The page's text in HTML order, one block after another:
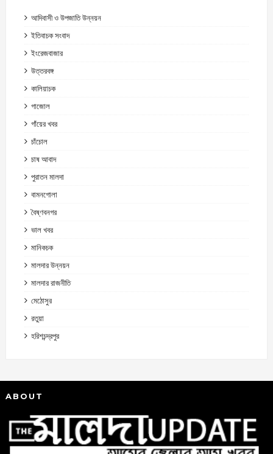
আদিবাসী ও উপজাতি উন্নয়ন
ইতিবাচক সংবাদ
ইংরেজবাজার
উত্তরবঙ্গ
কালিয়াচক
গাজোল
গাঁয়ের খবর
চাঁচোল
চাষ আবাদ
পুরাতন মালদা
বামনগোলা
বৈষ্ণবনগর
ভাল খবর
মানিকচক
মালদার উন্নয়ন
মালদার রাজনীতি
মেঠোসুর
রতুয়া
হরিশচন্দ্রপুর
ABOUT